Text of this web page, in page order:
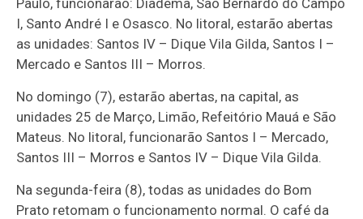
Paulo, funcionarão: Diadema, São Bernardo do Campo
I, Santo André I e Osasco. No litoral, estarão abertas
as unidades: Santos IV – Dique Vila Gilda, Santos I –
Mercado e Santos III – Morros.
No domingo (7), estarão abertas, na capital, as
unidades 25 de Março, Limão, Refeitório Mauá e São
Mateus. No litoral, funcionarão Santos I – Mercado,
Santos III – Morros e Santos IV – Dique Vila Gilda.
Na segunda-feira (8), todas as unidades do Bom
Prato retomam o funcionamento normal. O café da